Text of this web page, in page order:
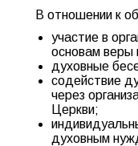
В отношении к
участие в
основам веры
духовные
содействие
через
Церкви;
духовным